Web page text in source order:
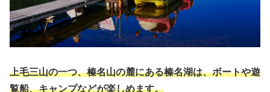
上毛三山の一つ、榛名山の麓にある榛名湖は、ボートや遊
覧船、キャンプなどが楽しめます。